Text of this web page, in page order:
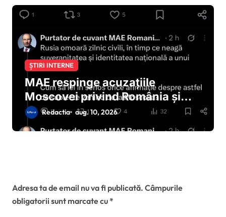
ȘTIRI INTERNE
MAE respinge acuzațiile
Moscovei privind România și
Republica Moldova: „Au trecut
timpurile când Moscova le
Redactia aug. 10, 2026
Adresa ta de email nu va fi publicată. Câmpurile
obligatorii sunt marcate cu*